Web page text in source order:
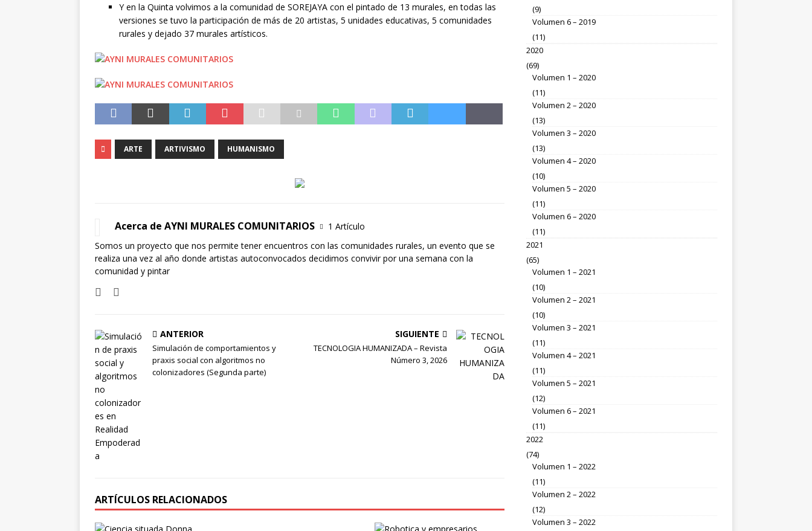
Y en la Quinta volvimos a la comunidad de SOREJAYA con el pintado de 13 murales, en todas las
versiones se tuvo la participación de más de 20 artistas, 5 unidades educativas, 5 comunidades
rurales y dejado 37 murales artísticos.
ARTE ARTIVISMO HUMANISMO
Acerca de AYNI MURALES COMUNITARIOS
1 Artículo
Somos un proyecto que nos permite tener encuentros con las comunidades rurales, un evento que se
realiza una vez al año donde artistas autoconvocados decidimos convivir por una semana con la
comunidad y pintar
ANTERIOR
Simulación de comportamientos y
praxis social con algoritmos no
colonizadores (Segunda parte)
SIGUIENTE
TECNOLOGIA HUMANIZADA – Revista
Número 3, 2026
ARTÍCULOS RELACIONADOS
(9)
Volumen 6 – 2019
(11)
2020
(69)
Volumen 1 – 2020
(11)
Volumen 2 – 2020
(13)
Volumen 3 – 2020
(13)
Volumen 4 – 2020
(10)
Volumen 5 – 2020
(11)
Volumen 6 – 2020
(11)
2021
(65)
Volumen 1 – 2021
(10)
Volumen 2 – 2021
(10)
Volumen 3 – 2021
(11)
Volumen 4 – 2021
(11)
Volumen 5 – 2021
(12)
Volumen 6 – 2021
(11)
2022
(74)
Volumen 1 – 2022
(11)
Volumen 2 – 2022
(12)
Volumen 3 – 2022